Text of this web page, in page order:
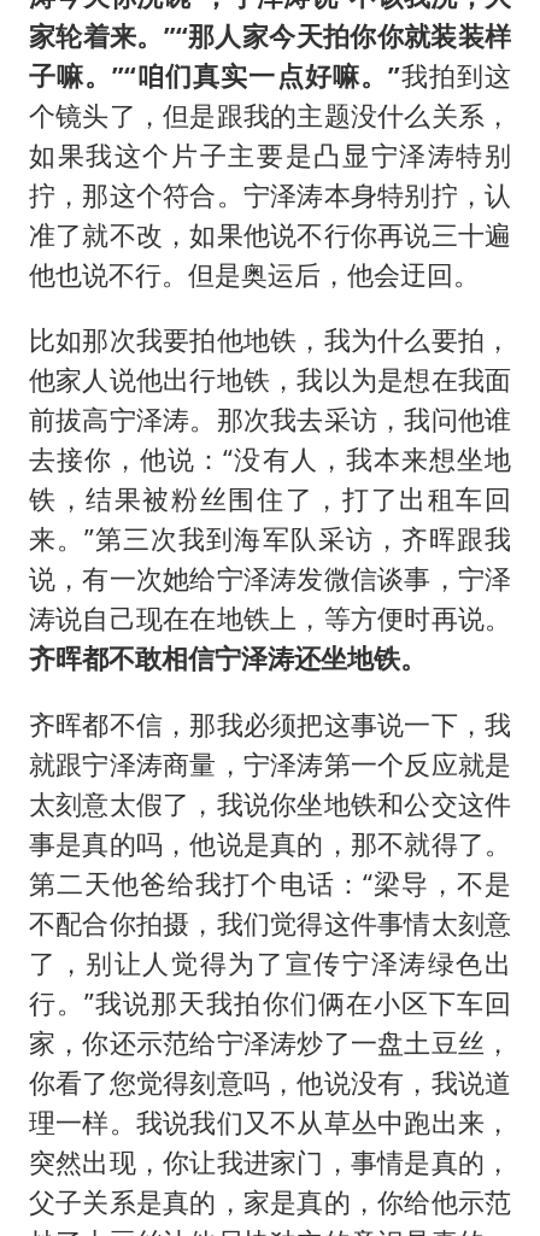
家轮着来。”“那人家今天拍你你就装装样
子嘛。”“咱们真实一点好嘛。”我拍到这
个镜头了，但是跟我的主题没什么关系，
如果我这个片子主要是凸显宁泽涛特别
拧，那这个符合。宁泽涛本身特别拧，认
准了就不改，如果他说不行你再说三十遍
他也说不行。但是奥运后，他会迂回。
比如那次我要拍他地铁，我为什么要拍，
他家人说他出行地铁，我以为是想在我面
前拔高宁泽涛。那次我去采访，我问他谁
去接你，他说：“没有人，我本来想坐地
铁，结果被粉丝围住了，打了出租车回
来。”第三次我到海军队采访，齐晖跟我
说，有一次她给宁泽涛发微信谈事，宁泽
涛说自己现在在地铁上，等方便时再说。
齐晖都不敢相信宁泽涛还坐地铁。
齐晖都不信，那我必须把这事说一下，我
就跟宁泽涛商量，宁泽涛第一个反应就是
太刻意太假了，我说你坐地铁和公交这件
事是真的吗，他说是真的，那不就得了。
第二天他爸给我打个电话：“梁导，不是
不配合你拍摄，我们觉得这件事情太刻意
了，别让人觉得为了宣传宁泽涛绿色出
行。”我说那天我拍你们俩在小区下车回
家，你还示范给宁泽涛炒了一盘土豆丝，
你看了您觉得刻意吗，他说没有，我说道
理一样。我说我们又不从草丛中跑出来，
突然出现，你让我进家门，事情是真的，
父子关系是真的，家是真的，你给他示范